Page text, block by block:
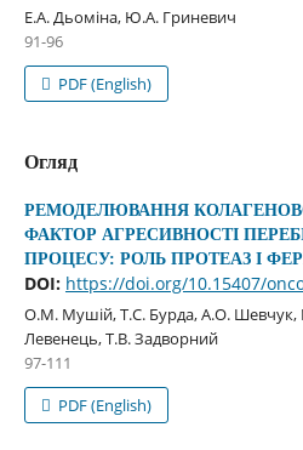
Е.А. Дьоміна, Ю.А. Гриневич
91-96
PDF (English)
Огляд
РЕМОДЕЛЮВАННЯ
ФАКТОР АГРЕСИВНОСТІ
ПРОЦЕСУ: РОЛЬ ПРОТЕАЗ І
DOI: https://doi.org/10.15407/
О.М. Мушій, Т.C. Бурда, А.О.
Левенець, Т.В. Задворний
97-111
PDF (English)